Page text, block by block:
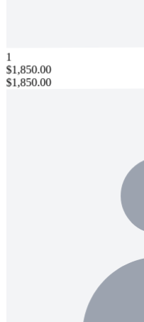
1
$1,850.00
$1,850.00